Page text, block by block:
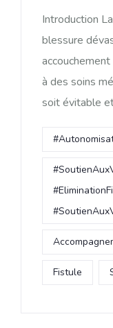
Introduction
blessure
à des soins
soit évitable
Fistule